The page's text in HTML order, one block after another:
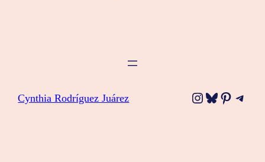
Cynthia Rodríguez Juárez Instagram
Bluesky